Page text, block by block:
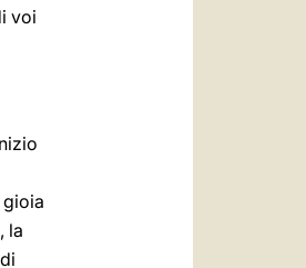
voi
la